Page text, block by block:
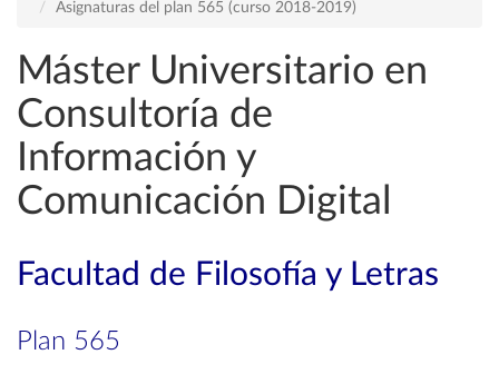
Asignaturas del plan 565 (curso 2018-2019)
Máster Universitario en
Consultoría de
Información y
Comunicación Digital
Facultad de Filosofía y Letras
Plan 565